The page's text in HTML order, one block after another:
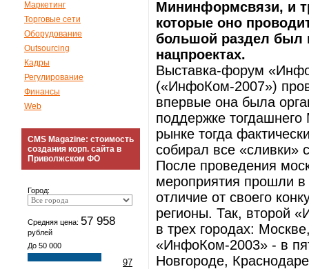
Маркетинг
Торговые сети
Оборудование
Outsourcing
Кадры
Регулирование
Финансы
Web
CMS Magazine: стоимость
создания корп. сайта в
Приволжском ФО
Город:
Средняя цена: 57 958
рублей
До 50 000
97
Мининформсвязи, и
которые оно
большой раздел
нацпроектах.
Выставка-форум
(«ИнфоКом-2007»)
впервые она была
поддержке
рынке тогда
собирал все «сливки»
После проведения
мероприятия прошли в
отличие от своего
регионы. Так, второй
в трех городах:
«ИнфоКом-2003» - в
Новгороде,